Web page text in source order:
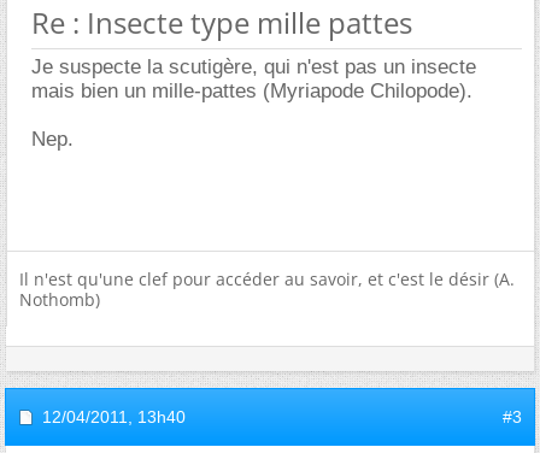
Re : Insecte type mille pattes
Je suspecte la scutigère, qui n'est pas un insecte
mais bien un mille-pattes (Myriapode Chilopode).
Nep.
Il n'est qu'une clef pour accéder au savoir, et c'est le désir (A.
Nothomb)
12/04/2011, 13h40 #3